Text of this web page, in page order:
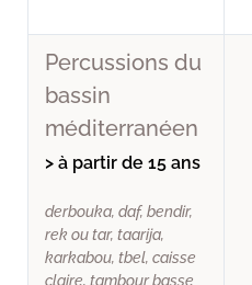
Percussions du
bassin
méditerranéen
> à partir de 15 ans
derbouka, daf, bendir,
rek ou tar, taarija,
karkabou, tbel, caisse
claire, tambour basse